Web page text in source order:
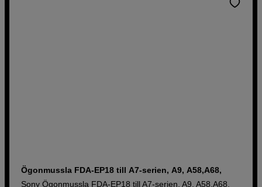
Ögonmussla FDA-EP18 till A7-serien, A9, A58,A68,
Sony Ögonmussla FDA-EP18 till A7-serien, A9, A58,A68,